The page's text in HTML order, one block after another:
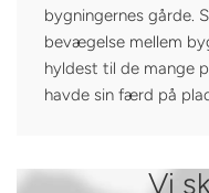
bygningernes gårde.
bevægelse mellem
hyldest til de mange
havde sin færd på
Vi